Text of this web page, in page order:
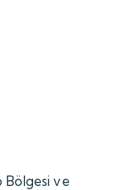
Bölgesi ve